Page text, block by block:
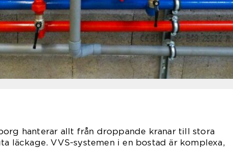
hanterar allt från droppande kranar till stora
läckage. VVS-systemen i en bostad är komplexa,